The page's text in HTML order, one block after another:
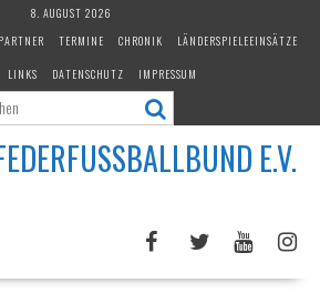
8. AUGUST 2026
PARTNER TERMINE CHRONIK
LÄNDERSPIELEEINSÄTZE
LINKS DATENSCHUTZ IMPRESSUM
E.V.